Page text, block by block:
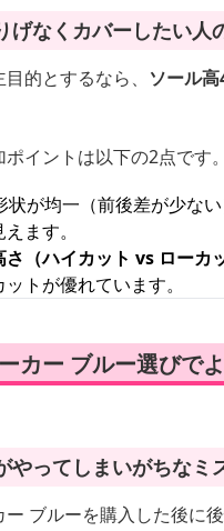
げなくカバーしたい人
的とするなら、 ソール
イントは以下の2点です。
が均一（前後差が少な
ます。
さ（ハイカット vs ローカ
トが優れています。
カー ブルー選びで
やってしまいがちなミ
ー ブルーを購入した後に